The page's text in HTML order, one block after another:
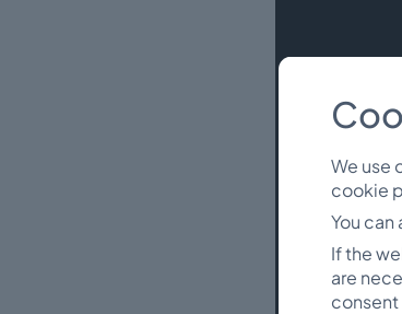
We use
cookie
You
If the
are
consent